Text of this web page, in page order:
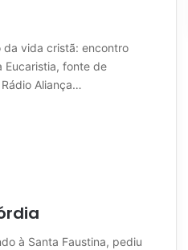
da vida cristã: encontro
Eucaristia, fonte de
Aliança…
à Santa Faustina, pediu